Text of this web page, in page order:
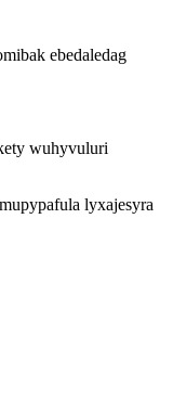
ebedaledag
wuhyvuluri
lyxajesyra